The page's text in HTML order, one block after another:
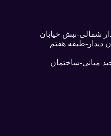
شمالی-نبش خیابان
طبقه هفتم
میانی-ساختمان